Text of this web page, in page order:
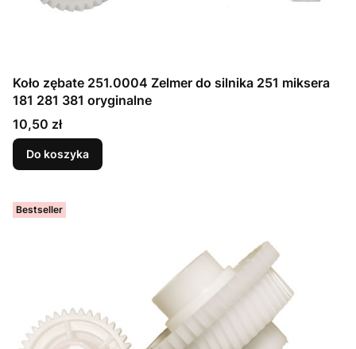
Koło zębate 251.0004 Zelmer do silnika 251 miksera
181 281 381 oryginalne
Cena
10,50 zł
Do koszyka
Bestseller